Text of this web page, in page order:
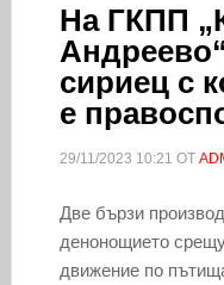
На ГКПП
сириец с
е
29/11/2023 10:21 ОТ
Две бързи
денонощието
движение по